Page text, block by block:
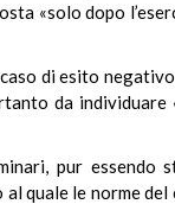
«solo dopo
di esito
da individuare
pur
quale le norme